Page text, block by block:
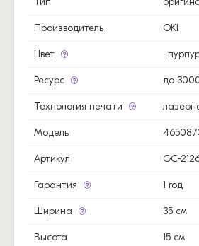
Производитель OKI
Цвет
Ресурс до
Технология печати
Модель
Артикул GC-
Гарантия 1 год
Ширина 35 см
Высота 15 см